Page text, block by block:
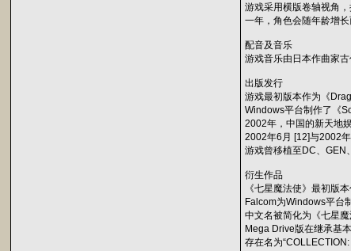
游戏采用横版卷轴视角
一年，角色会随年龄增
配音及音乐
游戏音乐由日本作曲家
出版发行
游戏最初版本作为《
Windows平台制作了《
2002年，中国的新天地
2002年6月 [12]与2002
游戏曾移植至DC、GEN
衍生作品
《七星魔法使》最初版
Falcom为Windows平台
中文名被简化为《七星魔
Mega Drive版在继承基
存在名为